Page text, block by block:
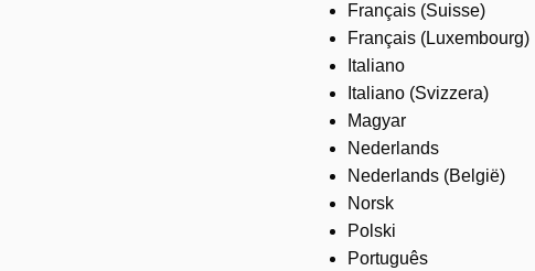
Français (Suisse)
Français (Luxembourg)
Italiano
Italiano (Svizzera)
Magyar
Nederlands
Nederlands (België)
Norsk
Polski
Português